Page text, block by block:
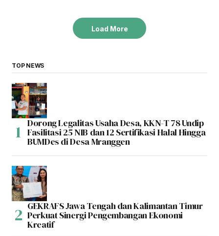
Load More
TOP NEWS
Dorong Legalitas Usaha Desa, KKN-T 78 Undip
Fasilitasi 25 NIB dan 12 Sertifikasi Halal Hingga
BUMDes di Desa Mranggen
GEKRAFS Jawa Tengah dan Kalimantan Timur
Perkuat Sinergi Pengembangan Ekonomi
Kreatif